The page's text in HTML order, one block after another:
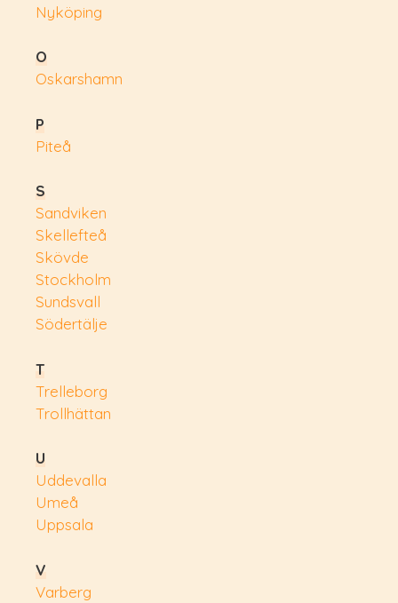
Nyköping
O
Oskarshamn
P
Piteå
S
Sandviken
Skellefteå
Skövde
Stockholm
Sundsvall
Södertälje
T
Trelleborg
Trollhättan
U
Uddevalla
Umeå
Uppsala
V
Varberg